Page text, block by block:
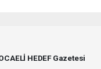
HEDEF Gazetesi